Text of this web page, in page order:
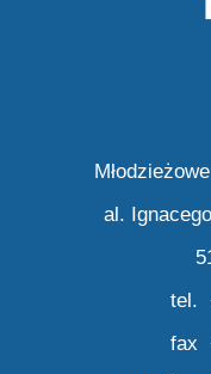
al.
tel.
fax